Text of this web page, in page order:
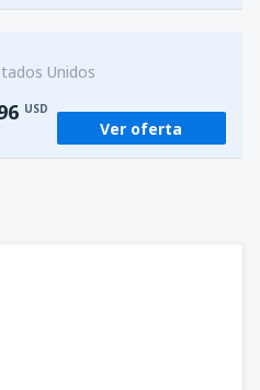
Unidos
USD
Ver oferta